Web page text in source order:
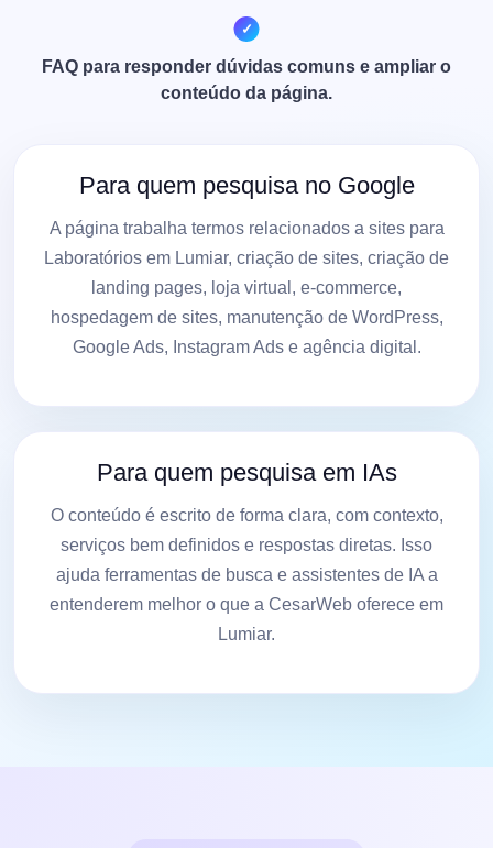
FAQ para responder dúvidas comuns e ampliar o
conteúdo da página.
Para quem pesquisa no Google
A página trabalha termos relacionados a sites para
Laboratórios em Lumiar, criação de sites, criação de
landing pages, loja virtual, e-commerce,
hospedagem de sites, manutenção de WordPress,
Google Ads, Instagram Ads e agência digital.
Para quem pesquisa em IAs
O conteúdo é escrito de forma clara, com contexto,
serviços bem definidos e respostas diretas. Isso
ajuda ferramentas de busca e assistentes de IA a
entenderem melhor o que a CesarWeb oferece em
Lumiar.